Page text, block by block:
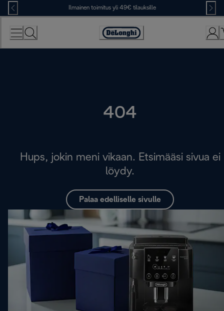
Skip
to
Content
Ilmainen toimitus yli 49€ tilauksille
Accessibility
Statement
404
Hups, jokin meni vikaan. Etsimääsi sivua ei
löydy.
Palaa edelliselle sivulle